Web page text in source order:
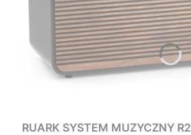
RUARK SYSTEM MUZYCZNY R2